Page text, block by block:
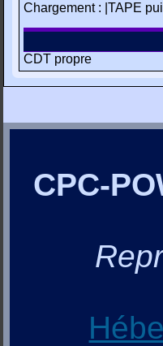
Chargement : |TAPE
CDT propre
CPC-